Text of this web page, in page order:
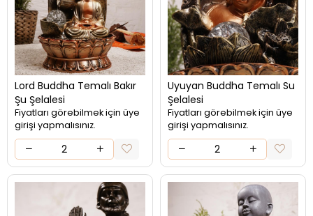
Lord Buddha Temalı Bakır
Şu Şelalesi
Fiyatları görebilmek için üye
girişi yapmalısınız.
Uyuyan Buddha Temalı Su
Şelalesi
Fiyatları görebilmek için üye
girişi yapmalısınız.